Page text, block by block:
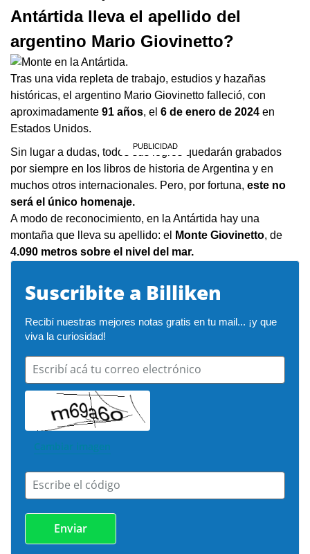
Antártida lleva el apellido del
argentino Mario Giovinetto?
Tras una vida repleta de trabajo, estudios y hazañas
históricas, el argentino Mario Giovinetto falleció, con
aproximadamente 91 años, el 6 de enero de 2024 en
Estados Unidos.
Sin lugar a dudas, todos sus logros quedarán grabados
por siempre en los libros de historia de Argentina y en
muchos otros internacionales. Pero, por fortuna, este no
será el único homenaje.
A modo de reconocimiento, en la Antártida hay una
montaña que lleva su apellido: el
Monte Giovinetto, de
4.090 metros sobre el nivel del mar.
Suscribite a Billiken
Recibí nuestras mejores notas gratis en tu mail... ¡y que
viva la curiosidad!
Escribí acá tu correo electrónico
Cambiar imagen
Escribe el código